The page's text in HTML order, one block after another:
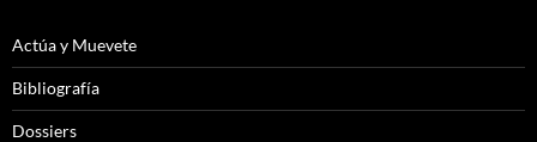
Actúa y Muevete
Bibliografía
Dossiers